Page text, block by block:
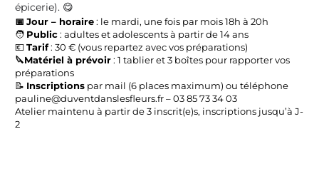
épicerie). 😋
📅 Jour – horaire: le mardi, une fois par mois 18h à 20h
🧑 Public: adultes et adolescents à partir de 14 ans
💶Tarif: 30 € (vous repartez avec vos préparations)
🔪Matériel à prévoir: 1 tablier et 3 boîtes pour rapporter vos
préparations
📝 Inscriptions par mail (6 places maximum) ou téléphone
pauline@duventdanslesfleurs.fr – 03 85 73 34 03
Atelier maintenu à partir de 3 inscrit(e)s, inscriptions jusqu’à J-
2